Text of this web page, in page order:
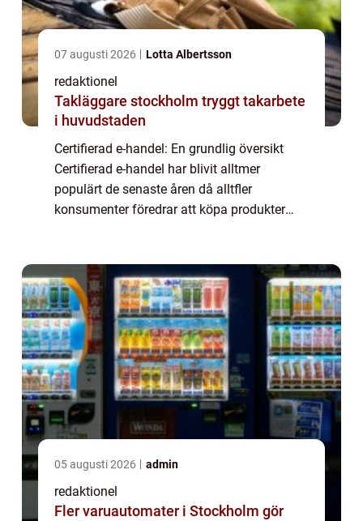
07 augusti 2026 Lotta Albertsson
redaktionel
Takläggare stockholm tryggt takarbete
i huvudstaden
Certifierad e-handel: En grundlig översikt
Certifierad e-handel har blivit alltmer
populärt de senaste åren då alltfler
konsumenter föredrar att köpa produkter
onlinebutikä...
05 augusti 2026 admin
redaktionel
Fler varuautomater i Stockholm gör